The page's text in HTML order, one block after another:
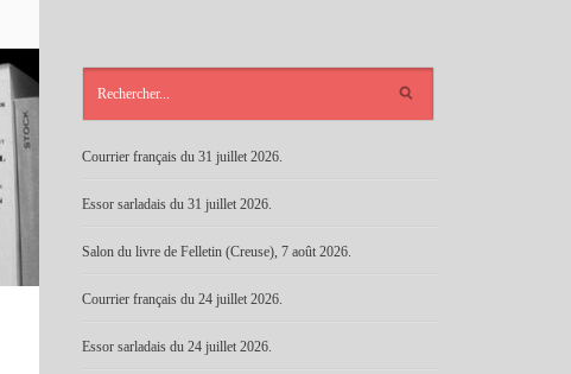
Courrier français du 31 juillet 2026.
Essor sarladais du 31 juillet 2026.
Salon du livre de Felletin (Creuse), 7 août 2026.
Courrier français du 24 juillet 2026.
Essor sarladais du 24 juillet 2026.